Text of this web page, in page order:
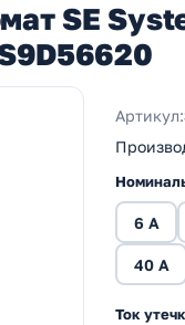
SE
Артикул:
6 А
40 А
Ток